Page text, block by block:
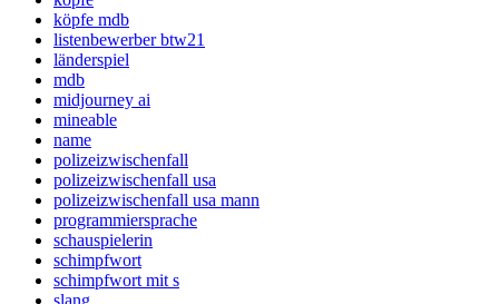
köpfe mdb
listenbewerber btw21
länderspiel
mdb
midjourney ai
mineable
name
polizeizwischenfall
polizeizwischenfall usa
polizeizwischenfall usa mann
programmiersprache
schauspielerin
schimpfwort
schimpfwort mit s
slang